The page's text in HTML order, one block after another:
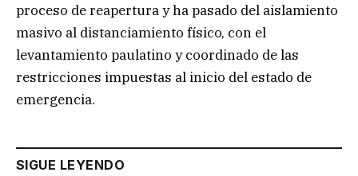
proceso de reapertura y ha pasado del aislamiento
masivo al distanciamiento físico, con el
levantamiento paulatino y coordinado de las
restricciones impuestas al inicio del estado de
emergencia.
SIGUE LEYENDO